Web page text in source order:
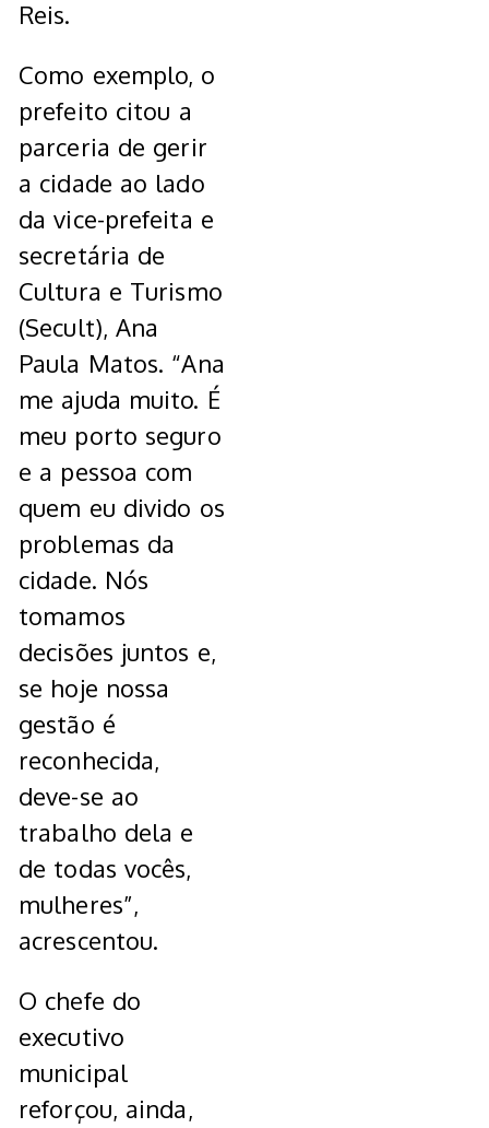
Reis.
Como exemplo, o
prefeito citou a
parceria de gerir
a cidade ao lado
da vice-prefeita e
secretária de
Cultura e Turismo
(Secult), Ana
Paula Matos. “Ana
me ajuda muito. É
meu porto seguro
e a pessoa com
quem eu divido os
problemas da
cidade. Nós
tomamos
decisões juntos e,
se hoje nossa
gestão é
reconhecida,
deve-se ao
trabalho dela e
de todas vocês,
mulheres”,
acrescentou.
O chefe do
executivo
municipal
reforçou, ainda,